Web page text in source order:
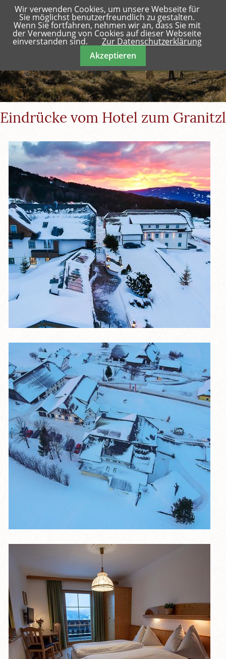
Menü
Eindrücke vom Hotel zum Granitzl
Wir verwenden Cookies, um unsere Webseite für
Sie möglichst benutzerfreundlich zu gestalten.
Wenn Sie fortfahren, nehmen wir an, dass Sie mit
der Verwendung von Cookies auf dieser Webseite
einverstanden sind.
Zur Datenschutzerklärung
Akzeptieren